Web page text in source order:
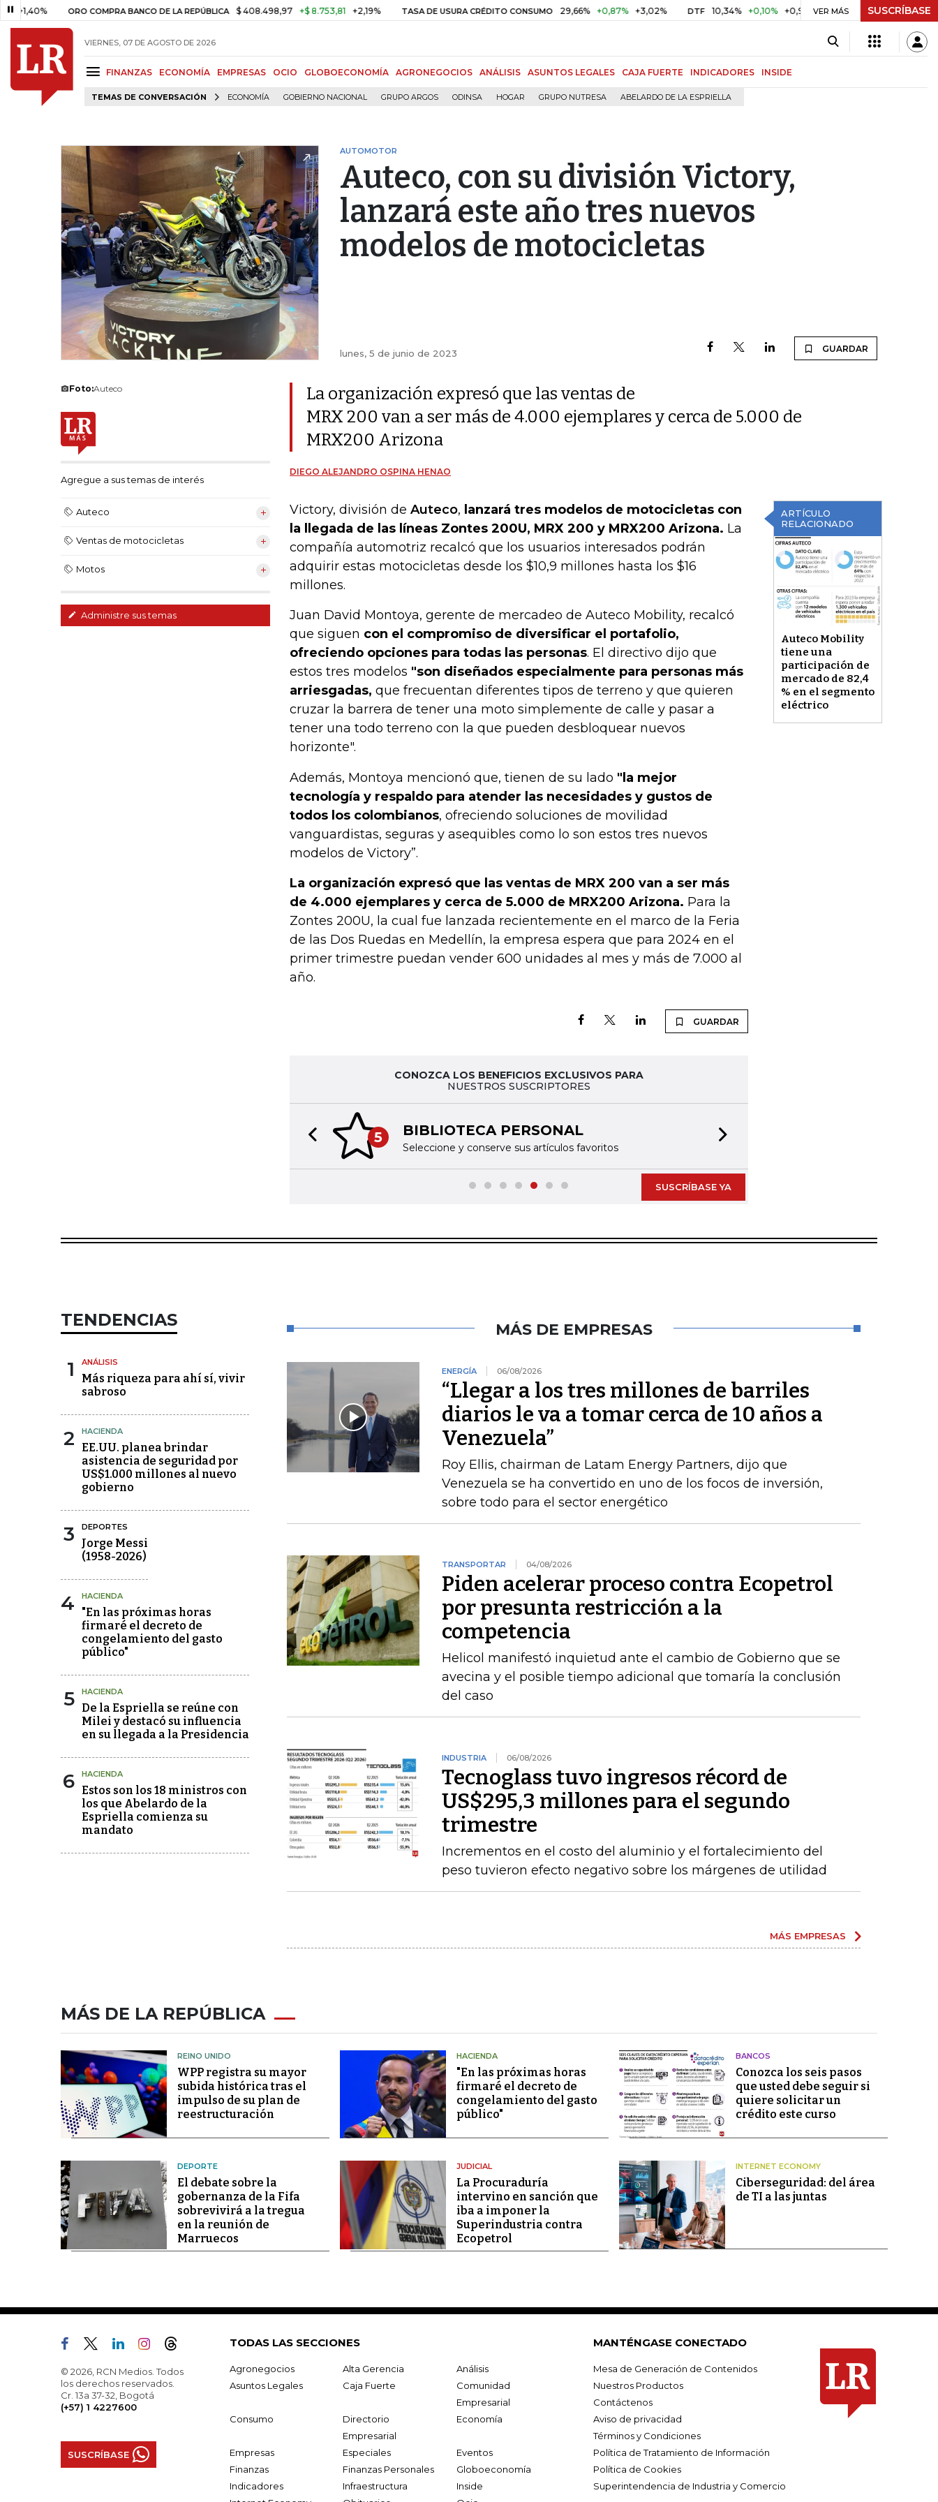
ORO COMPRA BANCO DE LA REPÚBLICA $ 408.498,97 +$ 8.753,81 +2,19% TASA DE USURA CRÉDITO CONSUMO 29,66% +0,87% +3,02% DTF 10,34% +0,10% +0,98% UVR $ 416,96 +$ 0,05 +0,01%
VER MÁS SUSCRÍBASE
VIERNES, 07 DE AGOSTO DE 2026
FINANZAS ECONOMÍA EMPRESAS OCIO GLOBOECONOMÍA AGRONEGOCIOS ANÁLISIS ASUNTOS LEGALES CAJA FUERTE INDICADORES INSIDE
TEMAS DE CONVERSACIÓN ECONOMÍA GOBIERNO NACIONAL GRUPO ARGOS ODINSA HOGAR GRUPO NUTRESA ABELARDO DE LA ESPRIELLA
AUTOMOTOR
Auteco, con su división Victory,
lanzará este año tres nuevos
modelos de motocicletas
lunes, 5 de junio de 2023 GUARDAR
Foto:Auteco
Agregue a sus temas de interés
Auteco
Ventas de motocicletas
Motos
Administre sus temas
La organización expresó que las ventas de
MRX 200 van a ser más de 4.000 ejemplares y cerca de 5.000 de
MRX200 Arizona
DIEGO ALEJANDRO OSPINA HENAO
ARTÍCULO
RELACIONADO
Auteco Mobility
tiene una
participación de
mercado de 82,4
% en el segmento
eléctrico
Victory, división de Auteco, lanzará tres modelos de motocicletas con
la llegada de las líneas Zontes 200U, MRX 200 y MRX200 Arizona. La
compañía automotriz recalcó que los usuarios interesados podrán
adquirir estas motocicletas desde los $10,9 millones hasta los $16
millones.
Juan David Montoya, gerente de mercadeo de Auteco Mobility, recalcó
que siguen con el compromiso de diversificar el portafolio,
ofreciendo opciones para todas las personas. El directivo dijo que
estos tres modelos "son diseñados especialmente para personas más
arriesgadas, que frecuentan diferentes tipos de terreno y que quieren
cruzar la barrera de tener una moto simplemente de calle y pasar a
tener una todo terreno con la que pueden desbloquear nuevos
horizonte".
Además, Montoya mencionó que, tienen de su lado "la mejor
tecnología y respaldo para atender las necesidades y gustos de
todos los colombianos, ofreciendo soluciones de movilidad
vanguardistas, seguras y asequibles como lo son estos tres nuevos
modelos de Victory”.
La organización expresó que las ventas de MRX 200 van a ser más
de 4.000 ejemplares y cerca de 5.000 de MRX200 Arizona. Para la
Zontes 200U, la cual fue lanzada recientemente en el marco de la Feria
de las Dos Ruedas en Medellín, la empresa espera que para 2024 en el
primer trimestre puedan vender 600 unidades al mes y más de 7.000 al
año.
GUARDAR
CONOZCA LOS BENEFICIOS EXCLUSIVOS PARA
NUESTROS SUSCRIPTORES
5 BIBLIOTECA PERSONAL
Seleccione y conserve sus artículos favoritos
Previous slide
SUSCRÍBASE YA
TENDENCIAS
1 ANÁLISIS
Más riqueza para ahí sí, vivir
sabroso
2 HACIENDA
EE.UU. planea brindar
asistencia de seguridad por
US$1.000 millones al nuevo
gobierno
3 DEPORTES
Jorge Messi
(1958-2026)
4 HACIENDA
"En las próximas horas
firmaré el decreto de
congelamiento del gasto
público"
5 HACIENDA
De la Espriella se reúne con
Milei y destacó su influencia
en su llegada a la Presidencia
6 HACIENDA
Estos son los 18 ministros con
los que Abelardo de la
Espriella comienza su
mandato
MÁS DE EMPRESAS
ENERGÍA 06/08/2026
“Llegar a los tres millones de barriles
diarios le va a tomar cerca de 10 años a
Venezuela”
Roy Ellis, chairman de Latam Energy Partners, dijo que
Venezuela se ha convertido en uno de los focos de inversión,
sobre todo para el sector energético
TRANSPORTAR 04/08/2026
Piden acelerar proceso contra Ecopetrol
por presunta restricción a la
competencia
Helicol manifestó inquietud ante el cambio de Gobierno que se
avecina y el posible tiempo adicional que tomaría la conclusión
del caso
INDUSTRIA 06/08/2026
Tecnoglass tuvo ingresos récord de
US$295,3 millones para el segundo
trimestre
Incrementos en el costo del aluminio y el fortalecimiento del
peso tuvieron efecto negativo sobre los márgenes de utilidad
MÁS EMPRESAS
MÁS DE LA REPÚBLICA
REINO UNIDO
WPP registra su mayor
subida histórica tras el
impulso de su plan de
reestructuración
HACIENDA
"En las próximas horas
firmaré el decreto de
congelamiento del gasto
público"
BANCOS
Conozca los seis pasos
que usted debe seguir si
quiere solicitar un
crédito este curso
DEPORTE
El debate sobre la
gobernanza de la Fifa
sobrevivirá a la tregua
en la reunión de
Marruecos
JUDICIAL
La Procuraduría
intervino en sanción que
iba a imponer la
Superindustria contra
Ecopetrol
INTERNET ECONOMY
Ciberseguridad: del área
de TI a las juntas
© 2026, RCN Medios. Todos
los derechos reservados.
Cr. 13a 37-32, Bogotá
(+57) 1 4227600
SUSCRÍBASE
TODAS LAS SECCIONES
Agronegocios Alta Gerencia
Análisis
Asuntos Legales
Caja Fuerte
Comunidad
Empresarial
Consumo
Directorio
Empresarial
Economía
Empresas Especiales
Eventos
Finanzas
Finanzas Personales
Globoeconomía
Indicadores
Infraestructura
Inside
MANTÉNGASE CONECTADO
Mesa de Generación de Contenidos
Nuestros Productos
Contáctenos
Aviso de privacidad
Términos y Condiciones
Política de Tratamiento de Información
Política de Cookies
Superintendencia de Industria y Comercio